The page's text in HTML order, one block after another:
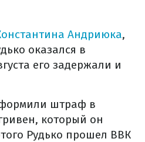
Андриюка,
оказался в
его задержали и
штраф в
который он
Рудько прошел ВВК